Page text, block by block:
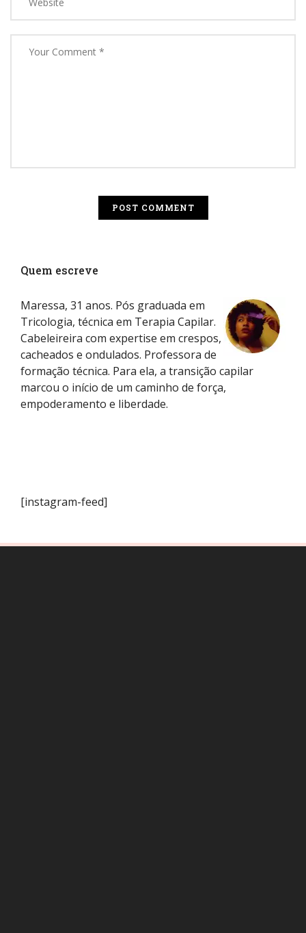
Quem escreve
Maressa, 31 anos. Pós graduada em
Tricologia, técnica em Terapia Capilar.
Cabeleireira com expertise em crespos,
cacheados e ondulados. Professora de
formação técnica. Para ela, a transição capilar
marcou o início de um caminho de força,
empoderamento e liberdade.
[instagram-feed]